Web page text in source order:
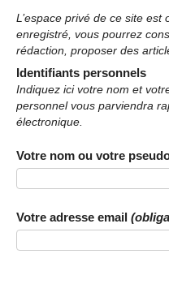
L’espace privé de ce site
enregistré, vous pourrez consulter les articles en cours de
rédaction, proposer
Identifiants personnels
Indiquez ici votre nom et
personnel vous parviendra
électronique.
Votre nom ou votre
Votre adresse email